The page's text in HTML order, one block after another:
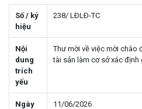
Số / ký
hiệu
238/ LÐLÐ-TC
Nội
dung
trích
yếu
Thư mời về việc mời chào
tài sản làm cơ sở xác
Ngày
11/06/2026